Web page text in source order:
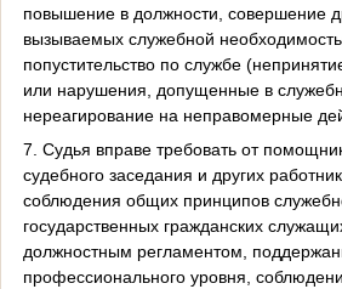
повышение в должности, совершение
вызываемых служебной
попустительство по службе
или нарушения, допущенные в
нереагирование на неправомерные
7. Судья вправе требовать от
судебного заседания и других
соблюдения общих принципов
государственных гражданских
должностным регламентом,
профессионального уровня,